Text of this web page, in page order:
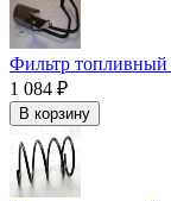
Фильтр топливный
1 084 ₽
В корзину